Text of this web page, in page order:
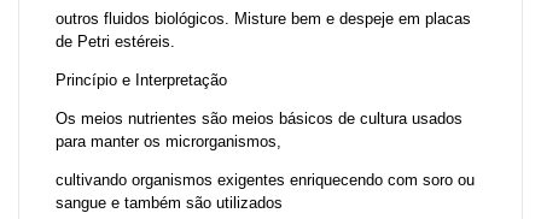
outros fluidos biológicos. Misture bem e despeje em placas
de Petri estéreis.
Princípio e Interpretação
Os meios nutrientes são meios básicos de cultura usados
para manter os microrganismos,
cultivando organismos exigentes enriquecendo com soro ou
sangue e também são utilizados